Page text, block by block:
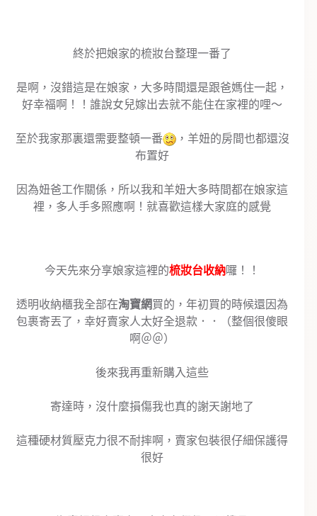
終於把娘家的梳妝台整理一番了
是啊，沒錯這是在娘家，大多時間還是跟爸媽住一起，
好幸福啊！！誰說女兒嫁出去就不能住在家裡的哩～
至於我家那裏還需要整頓一番
，羊妞的房間也都還沒
布置好
因為妞爸工作關係，所以我和羊妞大多時間都在娘家這
裡，多人手多照應啊！就喜歡這樣大家庭的感覺
今天先來分享娘家這裡的梳妝台收納囉！！
透明收納櫃我全部在淘寶網 買的，年初買的時候還因為
包裹寄丟了，幸好賣家人太好全退款．．（整個很傻眼
啊＠＠）
後來我再重新購入這些
寄達時，沒什麼損傷我也真的謝天謝地了
這種硬材質壓克力很不耐摔啊，賣家包裝很仔細保護得
很好